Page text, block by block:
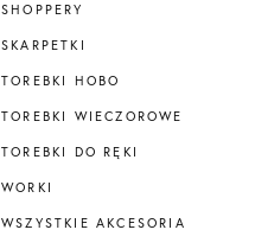
SHOPPERY
SKARPETKI
TOREBKI HOBO
TOREBKI WIECZOROWE
TOREBKI DO RĘKI
WORKI
WSZYSTKIE AKCESORIA